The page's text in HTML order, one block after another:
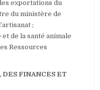
exportations du
ministère de
;
et de la santé animale
Ressources
FINANCES ET